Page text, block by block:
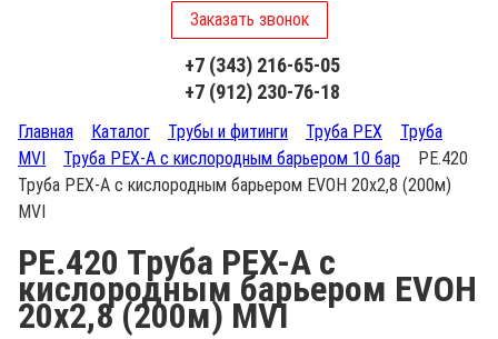
у
Заказать звонок
+7 (343) 216-65-05
+7 (912) 230-76-18
Главная Каталог Трубы и фитинги Труба PEX
Труба
MVI
Труба PEX-A с кислородным барьером 10 бар
PE.420
Труба PEX-A с кислородным барьером EVOH 20x2,8 (200м)
MVI
PE.420 Труба PEX-A с
кислородным барьером EVOH
20x2,8 (200м) MVI